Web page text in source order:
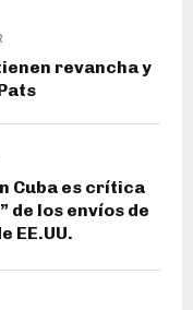
revancha y
Cuba es crítica
de los envíos de
EE.UU.